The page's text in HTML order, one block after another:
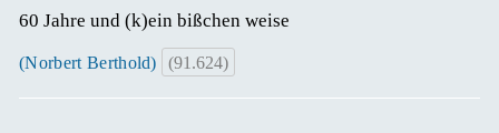
60 Jahre und (k)ein bißchen weise
(Norbert Berthold) (91.624)